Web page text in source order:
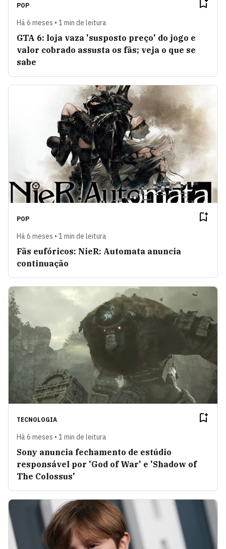
POP
Há 6 meses • 1 min de leitura
GTA 6: loja vaza 'susposto preço' do jogo e
valor cobrado assusta os fãs; veja o que se
sabe
POP
Há 6 meses • 1 min de leitura
Fãs eufóricos: NieR: Automata anuncia
continuação
TECNOLOGIA
Há 6 meses • 1 min de leitura
Sony anuncia fechamento de estúdio
responsável por 'God of War' e 'Shadow of
The Colossus'